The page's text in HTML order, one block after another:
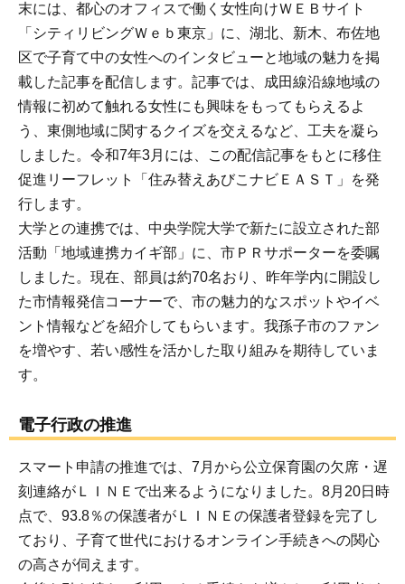
末には、都心のオフィスで働く女性向けＷＥＢサイト
「シティリビングＷｅｂ東京」に、湖北、新木、布佐地
区で子育て中の女性へのインタビューと地域の魅力を掲
載した記事を配信します。記事では、成田線沿線地域の
情報に初めて触れる女性にも興味をもってもらえるよ
う、東側地域に関するクイズを交えるなど、工夫を凝ら
しました。令和7年3月には、この配信記事をもとに移住
促進リーフレット「住み替えあびこナビＥＡＳＴ」を発
行します。
大学との連携では、中央学院大学で新たに設立された部
活動「地域連携カイギ部」に、市ＰＲサポーターを委嘱
しました。現在、部員は約70名おり、昨年学内に開設し
た市情報発信コーナーで、市の魅力的なスポットやイベ
ント情報などを紹介してもらいます。我孫子市のファン
を増やす、若い感性を活かした取り組みを期待していま
す。
電子行政の推進
スマート申請の推進では、7月から公立保育園の欠席・遅
刻連絡がＬＩＮＥで出来るようになりました。8月20日時
点で、93.8％の保護者がＬＩＮＥの保護者登録を完了し
ており、子育て世代におけるオンライン手続きへの関心
の高さが伺えます。